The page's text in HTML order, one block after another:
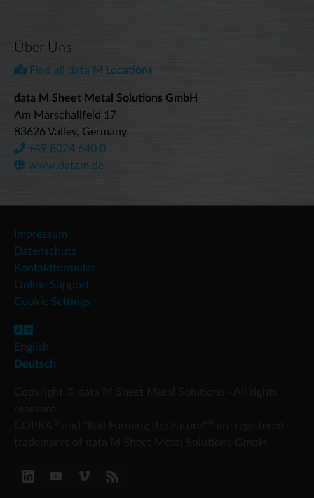
Über Uns
Find all data M Locations
data M Sheet Metal Solutions GmbH
Am Marschallfeld 17
83626 Valley, Germany
+49 8024 640 0
www.datam.de
Impressum
Datenschutz
Kontaktformular
Online Support
Cookie Settings
English
Deutsch